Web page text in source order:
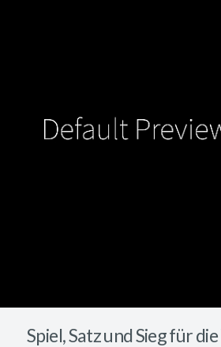
Spiel, Satz und Sieg für